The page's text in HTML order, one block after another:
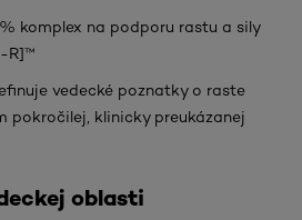
komplex na podporu rastu a sily
R]™
vedecké poznatky o raste
pokročilej, klinicky preukázanej
oblasti